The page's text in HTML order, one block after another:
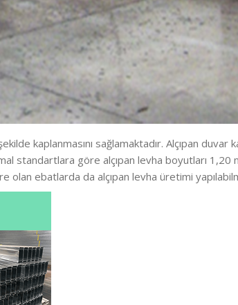
kaplanmasını sağlamaktadır. Alçıpan duvar
standartlara göre alçıpan levha boyutları 1,20
olan ebatlarda da alçıpan levha üretimi